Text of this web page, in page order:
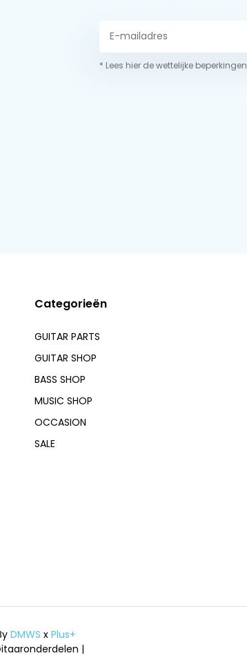
* Lees hier de wettelijke beperkingen
Categorieën
GUITAR PARTS
GUITAR SHOP
BASS SHOP
MUSIC SHOP
OCCASION
SALE
DMWS xPlus+
|